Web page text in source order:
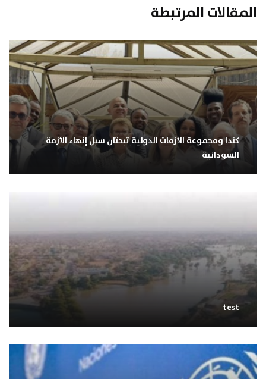
المقالات المرتبطة
كندا ومجموعة الأزمات الدولية تبحثان سبل إنهاء الأزمة
السودانية
test